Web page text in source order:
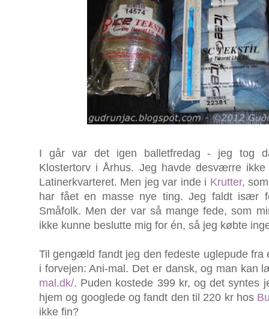
I går var det igen balletfredag - jeg tog
Klostertorv i Århus. Jeg havde desværre
Latinerkvarteret. Men jeg var inde i Krutter,
har fået en masse nye ting. Jeg faldt især
Småfolk. Men der var så mange fede, som
ikke kunne beslutte mig for én, så jeg købte
Til gengæld fandt jeg den fedeste uglepude
i forvejen: Ani-mal. Det er dansk, og man kan
mal.dk/. Puden kostede 399 kr, og det syntes
hjem og googlede og fandt den til 220 kr hos
ikke fin?